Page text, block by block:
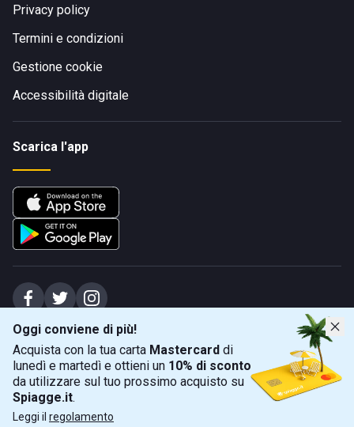
Oggi conviene di più!
Acquista con la tua carta Mastercard di
lunedì e martedì e ottieni un 10% di sconto
da utilizzare sul tuo prossimo acquisto su
Spiagge.it.
Leggi il regolamento
Privacy policy
Termini e condizioni
Gestione cookie
Accessibilità digitale
Scarica l'app
Spiagge Srl - Sede legale: Via Marecchiese 48, 47923 Rimini (RN), IT -
capitale sociale Euro 31245,57 - Iscritta al registro delle imprese di Rimini
Sede operativa: Via Flaminia 180, 47924 Rimini (RN), IT
+39 0541 772375
info@spiagge.it - p.i./c.f. 04536640404
© 2026 Spiagge Srl. Tutti i diritti riservati.